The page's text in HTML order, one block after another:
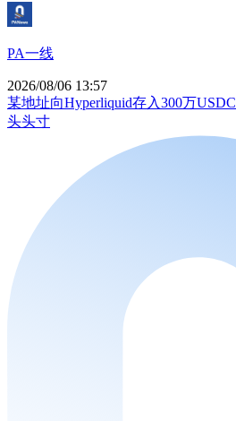
PA一线
2026/08/06 13:57
某地址向Hyperliquid存入300万
头头寸